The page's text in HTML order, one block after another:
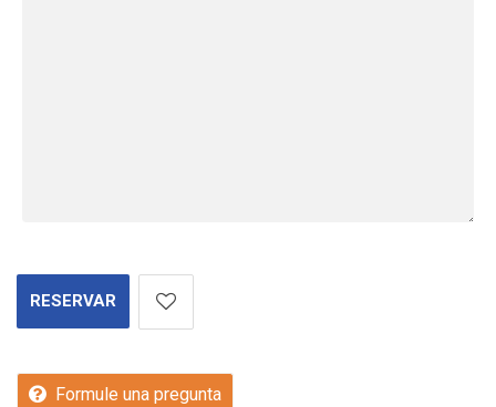
RESERVAR
Formule una pregunta